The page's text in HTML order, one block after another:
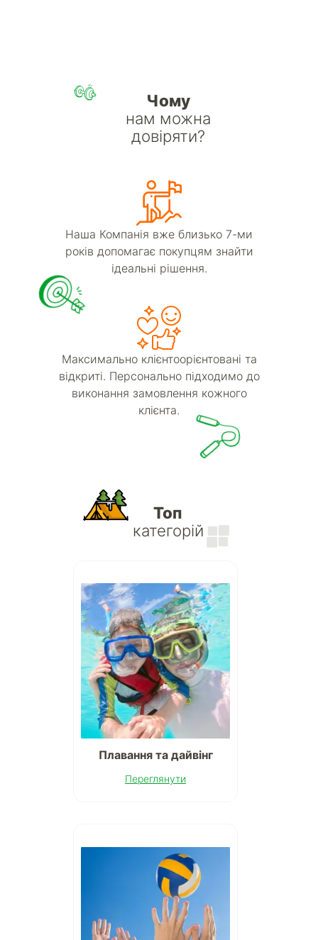
Чому
нам можна
довіряти?
Наша Компанія вже близько 7-ми
років допомагає покупцям знайти
ідеальні рішення.
Максимально клієнтоорієнтовані та
відкриті. Персонально підходимо до
виконання замовлення кожного
клієнта.
Топ
категорій
Плавання та дайвінг
Переглянути